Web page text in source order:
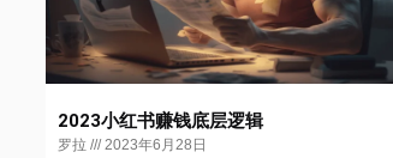
2023小红书赚钱底层逻辑
罗拉 2023年6月28日